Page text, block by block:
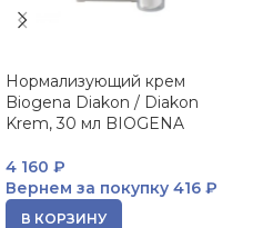
Нормализующий крем
Biogena Diakon / Diakon
Krem, 30 мл BIOGENA
4 160 ₽
Вернем за покупку 416 ₽
В КОРЗИНУ